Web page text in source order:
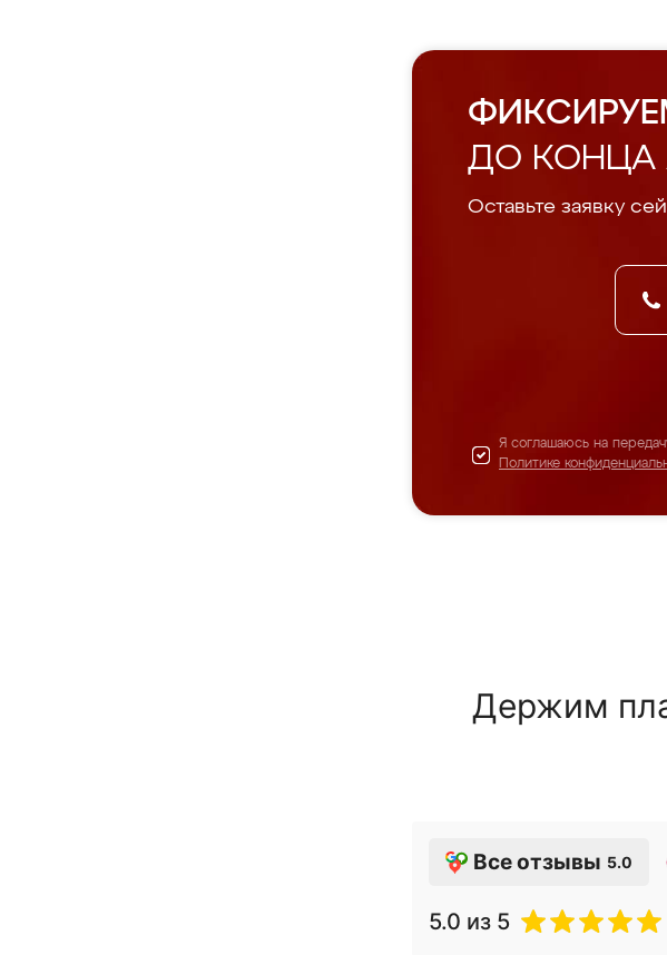
ДО КОНЦА
Оставьте заявку
Я соглашаюсь на
Политике
Держим
Все отзывы 5.0
5.0 из 5